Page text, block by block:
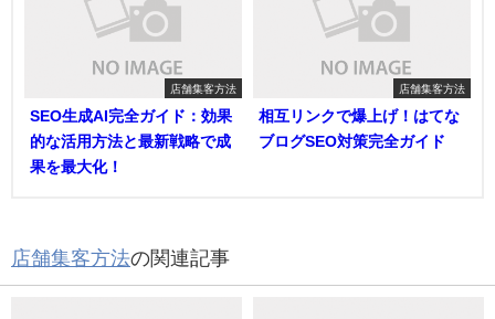
店舗集客方法
SEO生成AI完全ガイド：効果
的な活用方法と最新戦略で成
果を最大化！
店舗集客方法
相互リンクで爆上げ！はてな
ブログSEO対策完全ガイド
店舗集客方法の関連記事